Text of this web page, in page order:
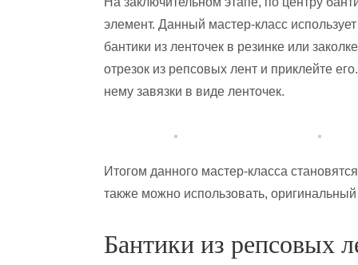
элемент. Данный мастер-класс
бантики из ленточек в резинке или
отрезок из репсовых лент и приклейте
нему завязки в виде ленточек.
Итогом данного мастер-класса
также можно использовать,
Бантики из репсовых